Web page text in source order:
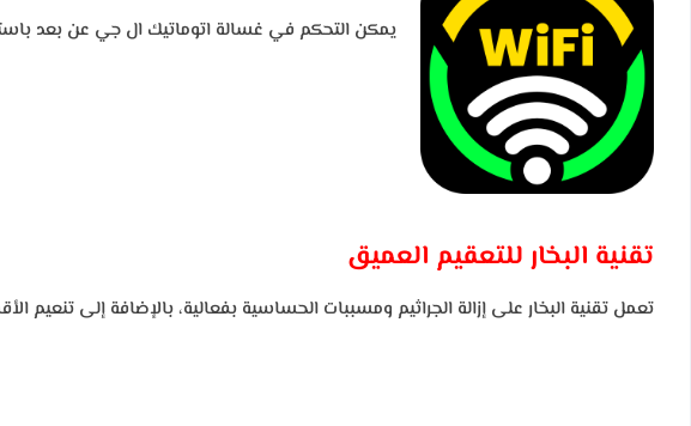
يمكن التحكم في غسالة اتوماتيك ال جي عن بعد
تقنية البخار للتعقيم العميق
تعمل تقنية البخار على إزالة الجراثيم ومسببات الحساسية بفعالية، بالإضافة إلى